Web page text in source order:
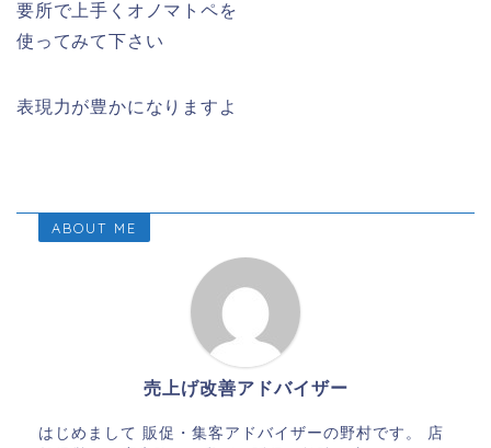
要所で上手くオノマトペを
使ってみて下さい
表現力が豊かになりますよ
ABOUT ME
売上げ改善アドバイザー
はじめまして 販促・集客アドバイザーの野村です。 店